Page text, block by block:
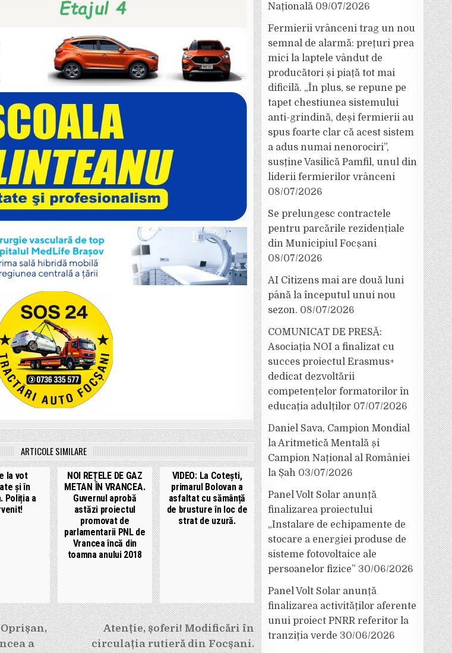
ARTICOLE SIMILARE
la vot
și în
Poliția a
NOI REȚELE DE GAZ
METAN ÎN VRANCEA.
Guvernul aprobă
astăzi proiectul
promovat de
parlamentarii PNL de
Vrancea încă din
toamna anului 2018
VIDEO: La Cotești,
primarul Bolovan a
asfaltat cu sămânță
de brusture în loc de
strat de uzură.
Atenție, șoferi! Modificări în
circulația rutieră din Focșani.
a
Națională 09/07/2026
Fermierii vrânceni trag un nou
semnal de alarmă: prețuri prea
mici la laptele vândut de
producători și piață tot mai
dificilă. „În plus, se repune pe
tapet chestiunea sistemului
anti-grindină, deși fermierii au
spus foarte clar că acest sistem
a adus numai nenorociri”,
susține Vasilică Pamfil, unul din
liderii fermierilor vrânceni
08/07/2026
Se prelungesc contractele
pentru parcările rezidențiale
din Municipiul Focșani
08/07/2026
AI Citizens mai are două luni
până la începutul unui nou
sezon. 08/07/2026
COMUNICAT DE PRESĂ:
Asociația NOI a finalizat cu
succes proiectul Erasmus+
dedicat dezvoltării
competențelor formatorilor în
educația adulților 07/07/2026
Daniel Sava, Campion Mondial
la Aritmetică Mentală și
Campion Național al României
la Șah 03/07/2026
Panel Volt Solar anunță
finalizarea proiectului
„Instalare de echipamente de
stocare a energiei produse de
sisteme fotovoltaice ale
persoanelor fizice” 30/06/2026
Panel Volt Solar anunță
finalizarea activităților aferente
unui proiect PNRR referitor la
tranziția verde 30/06/2026